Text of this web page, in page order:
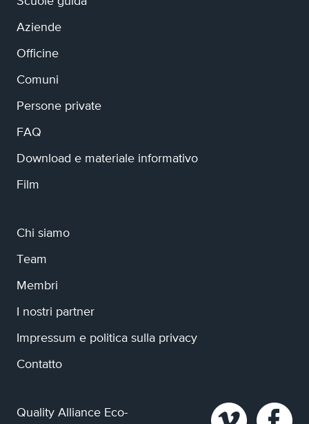
Aziende
Officine
Comuni
Persone private
FAQ
Download e materiale informativo
Film
Chi siamo
Team
Membri
I nostri partner
Impressum e politica sulla privacy
Contatto
Quality Alliance Eco-